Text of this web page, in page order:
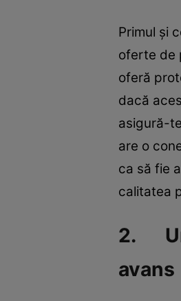
Primul și
oferte de
oferă
dacă
asigură-
are o
ca să fie
calitatea
2.
avans